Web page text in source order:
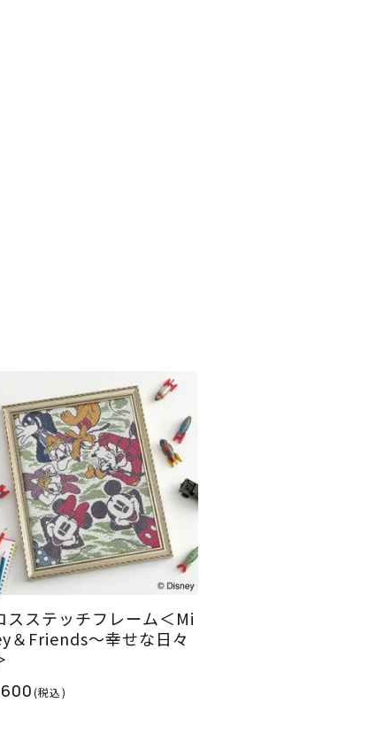
スステッチフレーム＜Mi
＆Friends～幸せな日々
(税込)